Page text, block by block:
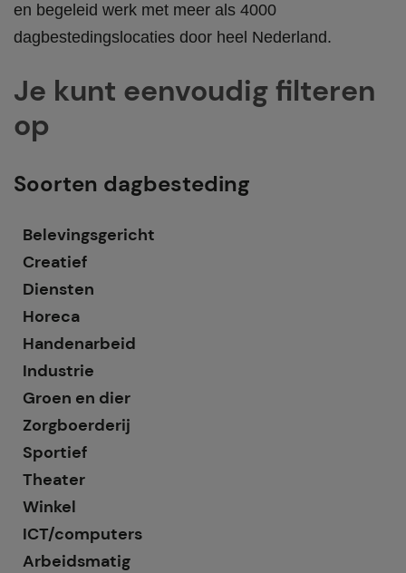
en begeleid werk met meer als 4000
dagbestedingslocaties door heel Nederland.
Je kunt eenvoudig filteren
op
Soorten dagbesteding
Belevingsgericht
Creatief
Diensten
Horeca
Handenarbeid
Industrie
Groen en dier
Zorgboerderij
Sportief
Theater
Winkel
ICT/computers
Arbeidsmatig